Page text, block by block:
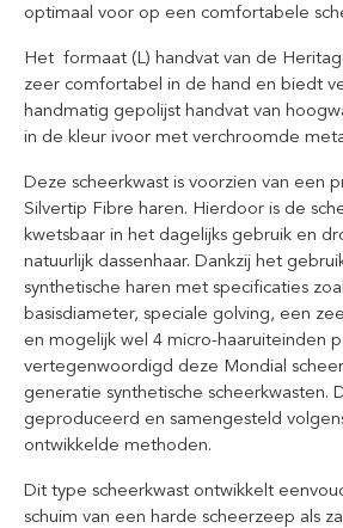
optimaal voor op een comfortabele
Het formaat (L) handvat van de
zeer comfortabel in de hand en biedt
handmatig gepolijst handvat van
in de kleur ivoor met verchroomde
Deze scheerkwast is voorzien van een
Silvertip Fibre haren. Hierdoor is de
kwetsbaar in het dagelijks gebruik en
natuurlijk dassenhaar. Dankzij het
synthetische haren met specificaties
basisdiameter, speciale golving, een
en mogelijk wel 4 micro-haaruiteinden
vertegenwoordigd deze Mondial
generatie synthetische scheerkwasten.
geproduceerd en samengesteld
ontwikkelde methoden.
Dit type scheerkwast ontwikkelt
schuim van een harde scheerzeep als